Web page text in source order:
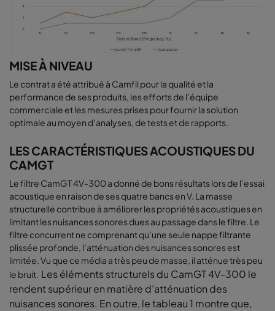
MISE À NIVEAU
Le contrat a été attribué à Camfil pour la qualité et la
performance de ses produits, les efforts de l’équipe
commerciale et les mesures prises pour fournir la solution
optimale au moyen d’analyses, de tests et de rapports.
LES CARACTÉRISTIQUES ACOUSTIQUES DU
CAMGT
Le filtre CamGT 4V-300 a donné de bons résultats lors de l’essai
acoustique en raison de ses quatre bancs en V. La masse
structurelle contribue à améliorer les propriétés acoustiques en
limitant les nuisances sonores dues au passage dans le filtre. Le
filtre concurrent ne comprenant qu’une seule nappe filtrante
plissée profonde, l’atténuation des nuisances sonores est
limitée. Vu que ce média a très peu de masse, il atténue très peu
le bruit. Les éléments structurels du CamGT 4V-300 le
rendent supérieur en matière d’atténuation des
nuisances sonores. En outre, le tableau 1 montre que,